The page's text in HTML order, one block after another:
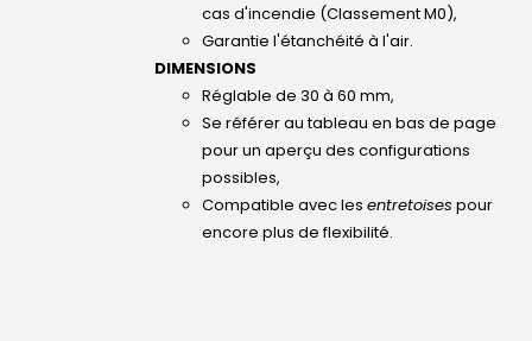
cas d'incendie (Classement M0),
Garantie l'étanchéité à l'air.
DIMENSIONS
Réglable de 30 à 60 mm,
Se référer au tableau en bas de page
pour un aperçu des configurations
possibles,
Compatible avec lesentretoises pour
encore plus de flexibilité.